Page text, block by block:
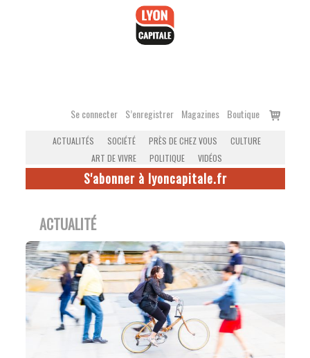
Se connecter S’enregistrer Magazines Boutique
Voir
ACTUALITÉS SOCIÉTÉ PRÈS DE CHEZ VOUS
CULTURE
ART DE VIVRE
POLITIQUE VIDÉOS
S'abonner à lyoncapitale.fr
ACTUALITÉ